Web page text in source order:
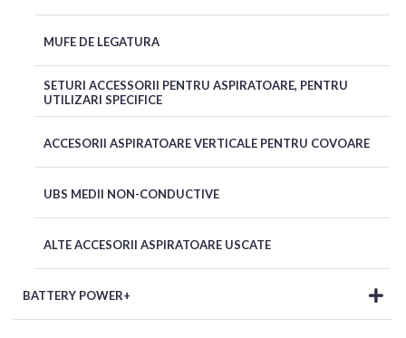
MUFE DE LEGATURA
SETURI ACCESSORII PENTRU ASPIRATOARE, PENTRU
UTILIZARI SPECIFICE
ACCESORII ASPIRATOARE VERTICALE PENTRU COVOARE
UBS MEDII NON-CONDUCTIVE
ALTE ACCESORII ASPIRATOARE USCATE
BATTERY POWER+